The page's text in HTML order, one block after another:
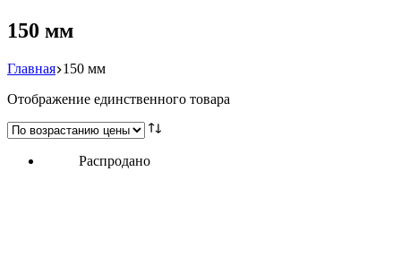
150 мм
Главная 150 мм
Отображение единственного товара
Распродано